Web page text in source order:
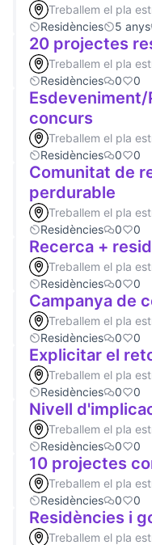
Treballem el pla
Residències
5 anys
20 projectes
Treballem el pla
Residències
0 0
concurs
Treballem el pla
Residències
0 0
Comunitat de
perdurable
Treballem el pla
Residències
0 0
Recerca +
Treballem el pla
Residències
0 0
Campanya de
Treballem el pla
Residències
0 0
Explicitar el
Treballem el pla
Residències
0 0
Nivell
Treballem el pla
Residències
0 0
10 projectes
Treballem el pla
Residències
0 0
Residències i
Treballem el pla